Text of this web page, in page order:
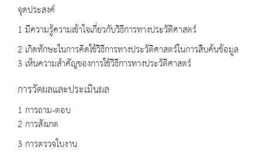
จุดประสงค์
1 มีความรู้ความเข้าใจเกี่ยวกับวิธีการทางประวัติศาสตร์
2 เกิดทักษะในการคิดใช้วิธีการทางประวัติศาสตร์ในการสืบค้นข้อมูล
3 เห็นความสำคัญของการใช้วิธีการทางประวัติศาสตร์
การวัดผลและประเมินผล
1 การถาม-ตอบ
2 การสังเกต
3 การตรวจใบงาน